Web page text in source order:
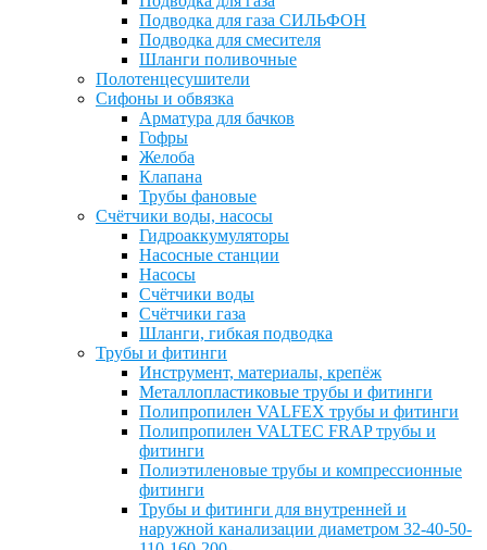
Подводка для газа СИЛЬФОН
Подводка для смесителя
Шланги поливочные
Полотенцесушители
Сифоны и обвязка
Арматура для бачков
Гофры
Желоба
Клапана
Трубы фановые
Счётчики воды, насосы
Гидроаккумуляторы
Насосные станции
Насосы
Счётчики воды
Счётчики газа
Шланги, гибкая подводка
Трубы и фитинги
Инструмент, материалы, крепёж
Металлопластиковые трубы и фитинги
Полипропилен VALFEX трубы и фитинги
Полипропилен VALTEC FRAP трубы и
фитинги
Полиэтиленовые трубы и компрессионные
фитинги
Трубы и фитинги для внутренней и
наружной канализации диаметром 32-40-50-